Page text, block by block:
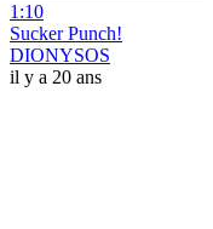
1:10
Sucker Punch!
DIONYSOS
il y a 20 ans